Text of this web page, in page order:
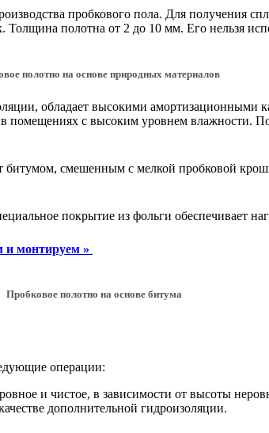
пробкового пола. Для получения
Толщина полотна от 2 до 10 мм. Его нельзя
полотно на основе природных материалов
обладает высокими амортизационными
помещениях с высоким уровнем влажности.
битумом, смешенным с мелкой пробковой
покрытие из фольги обеспечивает
и монтируем »
Пробковое полотно на основе битума
операции:
и чистое, в зависимости от высоты
дополнительной гидроизоляции.